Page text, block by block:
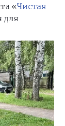
«Чистая
для